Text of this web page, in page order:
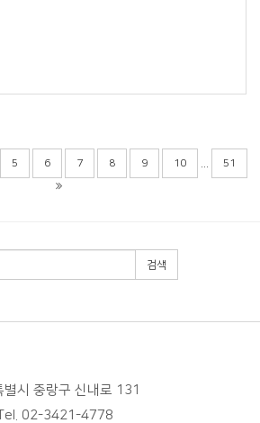
5 6 7 8 9 10 51
검색
별시 중랑구 신내로 131
02-3421-4778